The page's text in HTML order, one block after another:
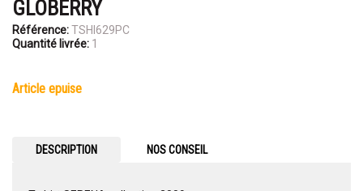
GLOBERRY
Référence:TSHI629PC
Quantité livrée: 1
article epuise
DESCRIPTION NOS CONSEIL